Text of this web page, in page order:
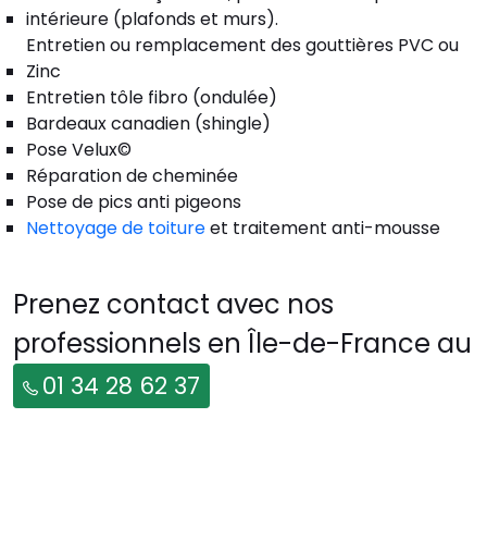
intérieure (plafonds et murs).
Entretien ou remplacement des gouttières PVC ou
Zinc
Entretien tôle fibro (ondulée)
Bardeaux canadien (shingle)
Pose Velux©
Réparation de cheminée
Pose de pics anti pigeons
Nettoyage de toitureet traitement anti-mousse
Prenez contact avec nos
professionnels en Île-de-France au
01 34 28 62 37